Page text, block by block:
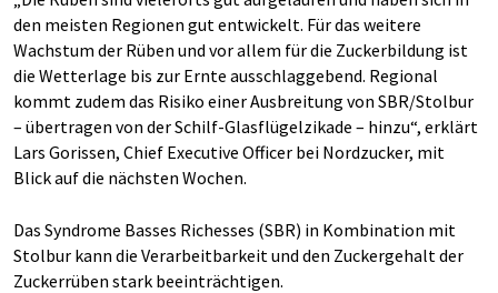
den meisten Regionen gut entwickelt. Für das weitere
Wachstum der Rüben und vor allem für die Zuckerbildung ist
die Wetterlage bis zur Ernte ausschlaggebend. Regional
kommt zudem das Risiko einer Ausbreitung von SBR/Stolbur
– übertragen von der Schilf-Glasflügelzikade – hinzu“, erklärt
Lars Gorissen, Chief Executive Officer bei Nordzucker, mit
Blick auf die nächsten Wochen.
Das Syndrome Basses Richesses (SBR) in Kombination mit
Stolbur kann die Verarbeitbarkeit und den Zuckergehalt der
Zuckerrüben stark beeinträchtigen.